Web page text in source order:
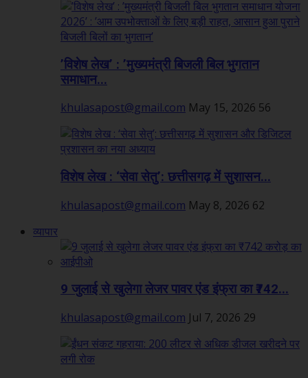
’विशेष लेख’ : ’मुख्यमंत्री बिजली बिल भुगतान
समाधान...
khulasapost@gmail.com May 15, 2026 56
विशेष लेख : ‘सेवा सेतु’: छत्तीसगढ़ में सुशासन...
khulasapost@gmail.com May 8, 2026 62
व्यापार
9 जुलाई से खुलेगा लेजर पावर एंड इंफ्रा का ₹742...
khulasapost@gmail.com Jul 7, 2026 29